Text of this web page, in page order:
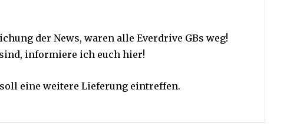
der News, waren alle Everdrive GBs weg!
informiere ich euch hier!
eine weitere Lieferung eintreffen.